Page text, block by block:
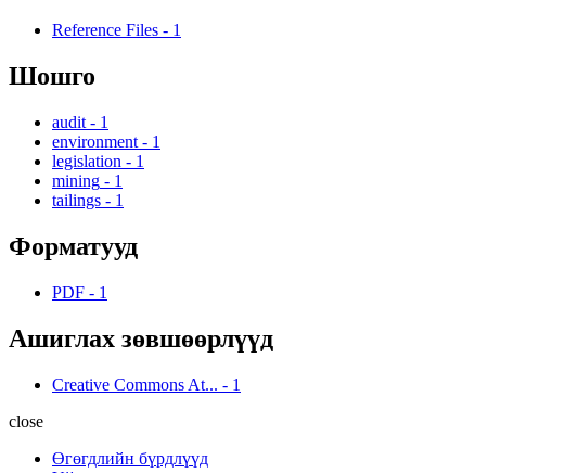
Reference Files - 1
Шошго
audit - 1
environment - 1
legislation - 1
mining - 1
tailings - 1
Форматууд
PDF - 1
Ашиглах зөвшөөрлүүд
Creative Commons At... - 1
close
Өгөгдлийн бүрдлүүд